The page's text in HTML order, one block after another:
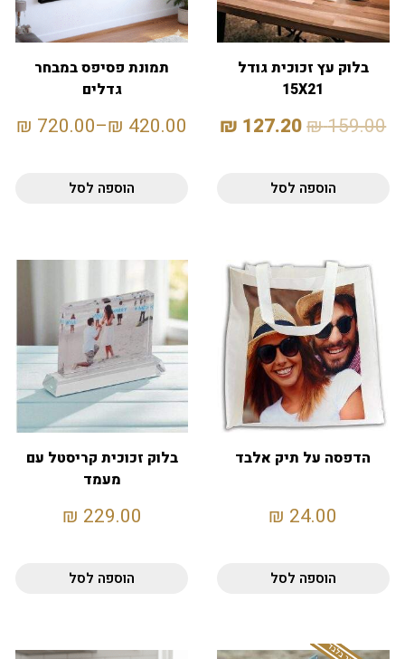
בלוק עץ זכוכית גודל
15X21
159.00
₪
127.20
₪
הוספה לסל
תמונת פסיפס במבחר
גדלים
420.00
₪
–
720.00
₪
הוספה לסל
הדפסה על תיק אלבד
24.00
₪
הוספה לסל
בלוק זכוכית קריסטל עם
מעמד
229.00
₪
הוספה לסל